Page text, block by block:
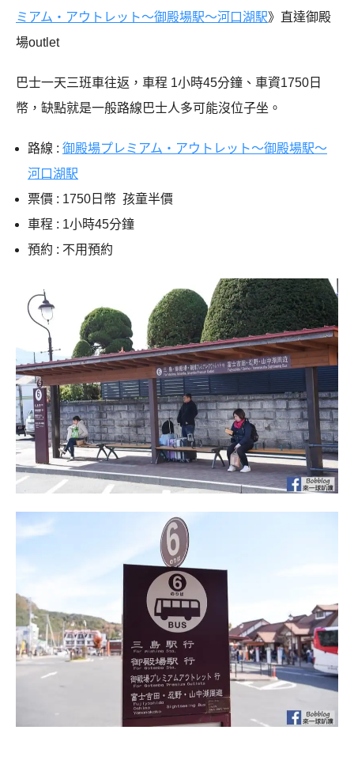
ミアム・アウトレット～御殿場駅～河口湖駅》直達御殿
場outlet
巴士一天三班車往返，車程 1小時45分鐘、車資1750日
幣，缺點就是一般路線巴士人多可能沒位子坐。
路線 : 御殿場プレミアム・アウトレット～御殿場駅～
河口湖駅
票價 : 1750日幣 孩童半價
車程 : 1小時45分鐘
預約 : 不用預約